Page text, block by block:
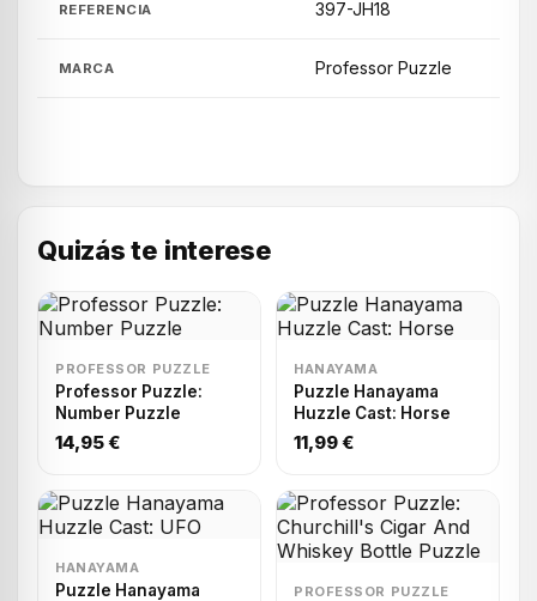
REFERENCIA 397-JH18
MARCA Professor Puzzle
Quizás te interese
PROFESSOR PUZZLE
Professor Puzzle:
Number Puzzle
14,95 €
HANAYAMA
Puzzle Hanayama
Huzzle Cast: Horse
11,99 €
HANAYAMA
Puzzle Hanayama
PROFESSOR PUZZLE